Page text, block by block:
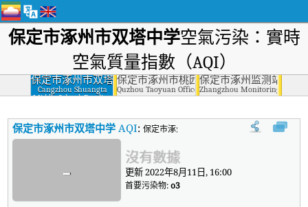
保定市涿州市双塔中学空氣污染：實時
空氣質量指數（AQI）
保定市涿州市双塔
中学
Cangzhou Shuangta
Middle School, Baoding
保定市涿州市桃园办事处
Quzhou Taoyuan Office, Baoding
保定市涿州监测站
Zhangzhou Monitoring
保定市涿州市双塔中学 AQI:保定市涿州市双塔中学實時空氣質量指數（
- 沒有數據
更新 2022年8月11日, 16:00
首要污染物:o3